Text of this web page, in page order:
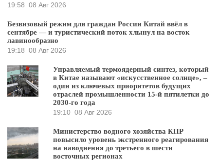
19:58 08 Авг 2026
Безвизовый режим для граждан России Китай ввёл в
сентябре — и туристический поток хлынул на восток
лавинообразно
19:18 08 Авг 2026
Управляемый термоядерный синтез, который
в Китае называют «искусственное солнце», –
один из ключевых приоритетов будущих
отраслей промышленности 15-й пятилетки до
2030-го года
19:10 08 Авг 2026
Министерство водного хозяйства КНР
повысило уровень экстренного реагирования
на наводнения до третьего в шести
восточных регионах